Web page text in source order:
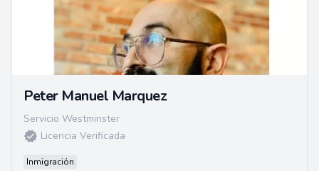
Peter Manuel Marquez
Servicio Westminster
Licencia Verificada
Inmigración